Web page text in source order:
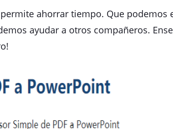
ahorrar tiempo. Que podemos
ayudar a otros compañeros.